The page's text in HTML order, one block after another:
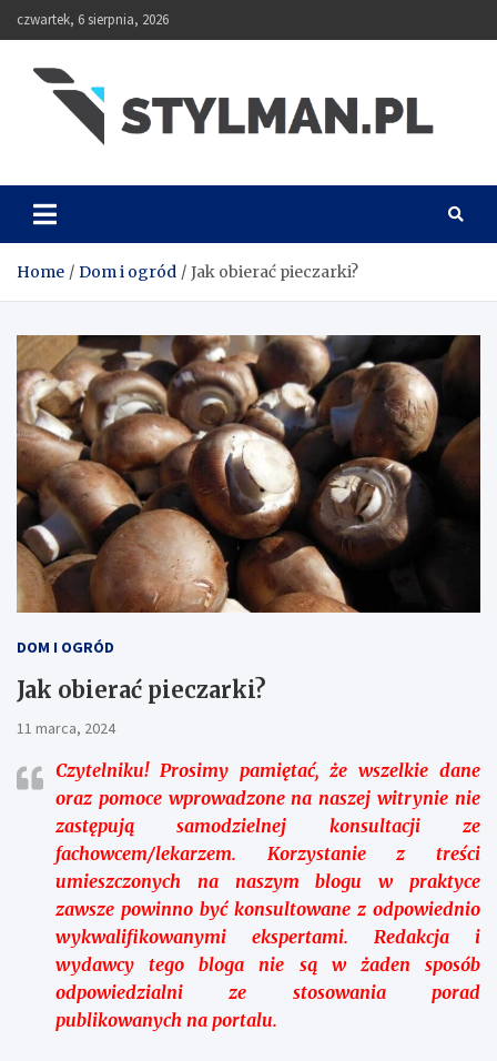
to
czwartek, 6 sierpnia, 2026
Stylman
Home Dom i ogród Jak obierać pieczarki?
DOM I OGRÓD
Jak obierać pieczarki?
11 marca, 2024
Czytelniku!Prosimy pamiętać, że wszelkie dane
oraz pomoce wprowadzone na naszej witrynie nie
zastępują samodzielnej konsultacji ze
fachowcem/lekarzem. Korzystanie z treści
umieszczonych na naszym blogu w praktyce
zawsze powinno być konsultowane z odpowiednio
wykwalifikowanymi ekspertami. Redakcja i
wydawcy tego bloga nie są w żaden sposób
odpowiedzialni ze stosowania porad
publikowanych na portalu.